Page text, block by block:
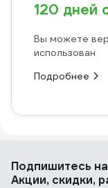
120 дней
Вы можете
использован
Подробнее
Подпишитесь
Акции, скидки,